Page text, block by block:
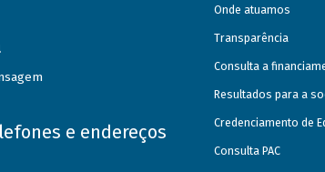
e endereços
Onde atuamos
Transparência
Consulta a
Resultados para a
Credenciamento de
Consulta PAC